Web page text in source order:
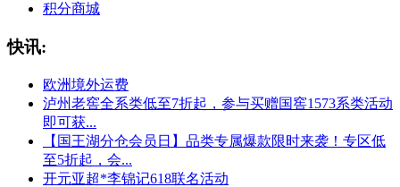
积分商城
快讯:
欧洲境外运费
泸州老窖全系类低至7折起，参与买赠国窖1573系类活动
即可获...
【国王湖分仓会员日】品类专属爆款限时来袭！专区低
至5折起，会...
开元亚超*李锦记618联名活动